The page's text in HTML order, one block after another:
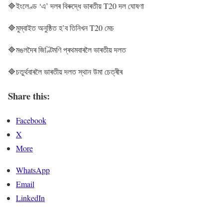
🔷ইংলেণ্ড ‘এ’ দলৰ বিৰুদ্ধে ভাৰতীয় T20 দল ঘোষণা
🔷মুম্বাইত অনুষ্ঠিত হ’ব তিনিখন T20 মেচ
🔷মঙলদৈৰ জিণ্টিমণি প্ৰথমবাৰলৈ ভাৰতীয় দলত
🔷চতুৰ্থবাৰলৈ ভাৰতীয় দলত স্থান উমা চেত্ৰীৰ
Share this:
Facebook
X
More
WhatsApp
Email
LinkedIn